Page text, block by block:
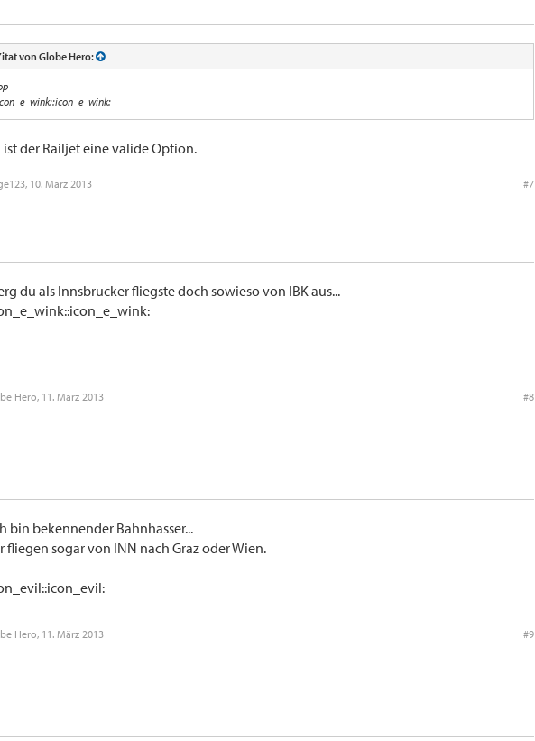
von Globe Hero:
ist der Railjet eine valide Option.
, 10. März 2013 #7
du als Innsbrucker fliegste doch sowieso von IBK aus...
Hero, 11. März 2013 #8
bin bekennender Bahnhasser...
fliegen sogar von INN nach Graz oder Wien.
Hero, 11. März 2013 #9